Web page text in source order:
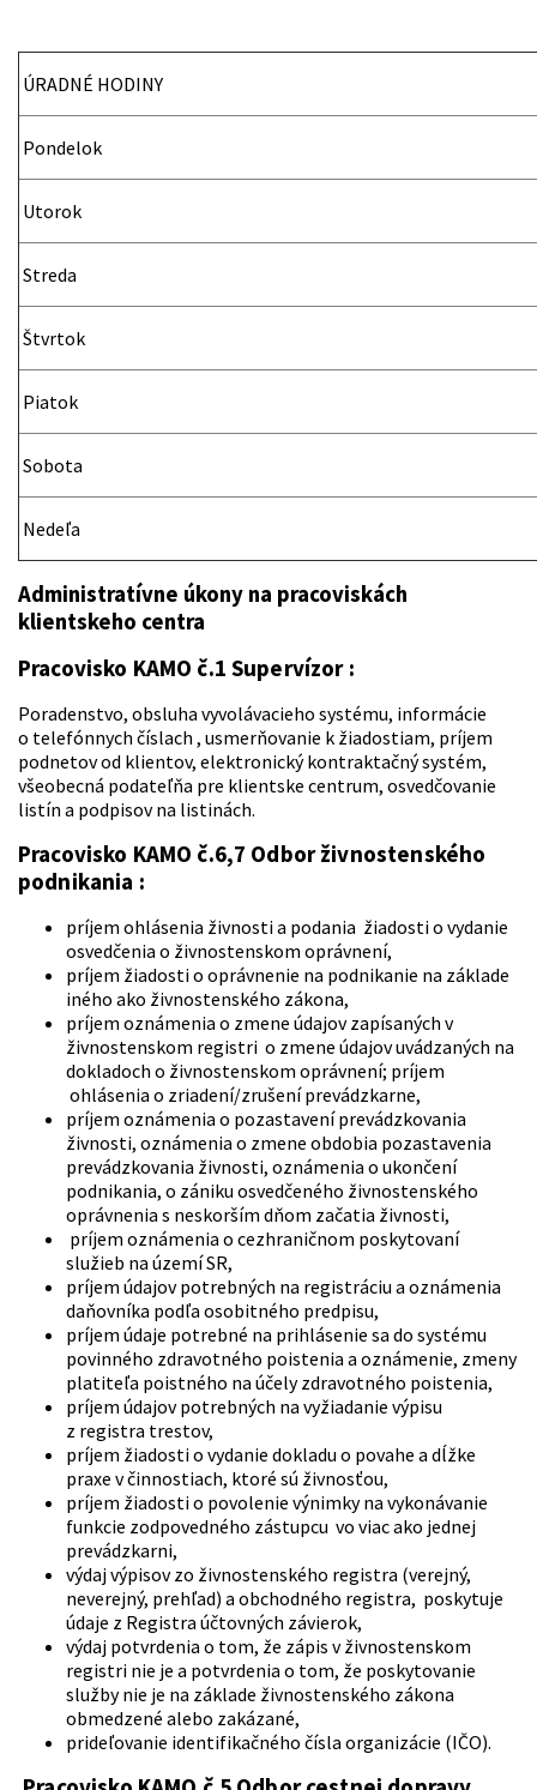
ÚRADNÉ HODINY
Pondelok
Utorok
Streda
Štvrtok
Piatok
Sobota
Nedeľa
Administratívne úkony na pracoviskách
klientskeho centra
Pracovisko KAMO č.1 Supervízor :
Poradenstvo, obsluha vyvolávacieho systému, informácie
o telefónnych číslach , usmerňovanie k žiadostiam, príjem
podnetov od klientov, elektronický kontraktačný systém,
všeobecná podateľňa pre klientske centrum, osvedčovanie
listín a podpisov na listinách.
Pracovisko KAMO č.6,7 Odbor živnostenského
podnikania :
príjem ohlásenia živnosti a podania žiadosti o vydanie
osvedčenia o živnostenskom oprávnení,
príjem žiadosti o oprávnenie na podnikanie na základe
iného ako živnostenského zákona,
príjem oznámenia o zmene údajov zapísaných v
živnostenskom registri o zmene údajov uvádzaných na
dokladoch o živnostenskom oprávnení; príjem
ohlásenia o zriadení/zrušení prevádzkarne,
príjem oznámenia o pozastavení prevádzkovania
živnosti, oznámenia o zmene obdobia pozastavenia
prevádzkovania živnosti, oznámenia o ukončení
podnikania, o zániku osvedčeného živnostenského
oprávnenia s neskorším dňom začatia živnosti,
príjem oznámenia o cezhraničnom poskytovaní
služieb na území SR,
príjem údajov potrebných na registráciu a oznámenia
daňovníka podľa osobitného predpisu,
príjem údaje potrebné na prihlásenie sa do systému
povinného zdravotného poistenia a oznámenie, zmeny
platiteľa poistného na účely zdravotného poistenia,
príjem údajov potrebných na vyžiadanie výpisu
z registra trestov,
príjem žiadosti o vydanie dokladu o povahe a dĺžke
praxe v činnostiach, ktoré sú živnosťou,
príjem žiadosti o povolenie výnimky na vykonávanie
funkcie zodpovedného zástupcu vo viac ako jednej
prevádzkarni,
výdaj výpisov zo živnostenského registra (verejný,
neverejný, prehľad) a obchodného registra, poskytuje
údaje z Registra účtovných závierok,
výdaj potvrdenia o tom, že zápis v živnostenskom
registri nie je a potvrdenia o tom, že poskytovanie
služby nie je na základe živnostenského zákona
obmedzené alebo zakázané,
prideľovanie identifikačného čísla organizácie (IČO).